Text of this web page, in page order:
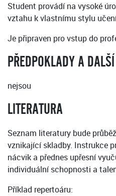
Student provádí na vysoké
vztahu k vlastnímu stylu
Je připraven pro vstup do
PŘEDPOKLADY A
nejsou
LITERATURA
Seznam literatury bude
vznikající skladby. Instrukce
nácvik a přednes upřesní
individuální schopnosti a
Příklad repertoáru: